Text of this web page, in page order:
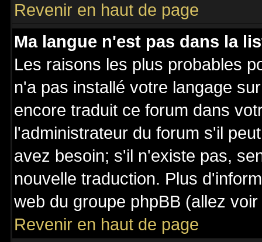
Revenir en haut de page
Ma langue n'est pas dans la
Les raisons les plus probables
n'a pas installé votre langage
encore traduit ce forum dans
l'administrateur du forum s'il
avez besoin; s'il n'existe pas,
nouvelle traduction. Plus
web du groupe phpBB (allez
Revenir en haut de page